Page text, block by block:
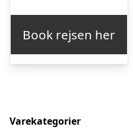
var:
kr. 4.158,08.
Book rejsen her
Varekategorier